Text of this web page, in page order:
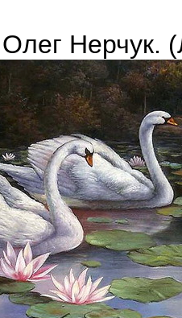
Нерчук.